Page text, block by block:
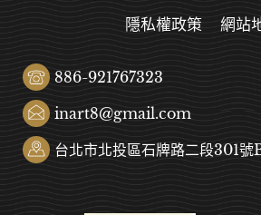
隱私權政策
網站
886-921767323
inart8@gmail.com
台北市北投區石牌路二段301號